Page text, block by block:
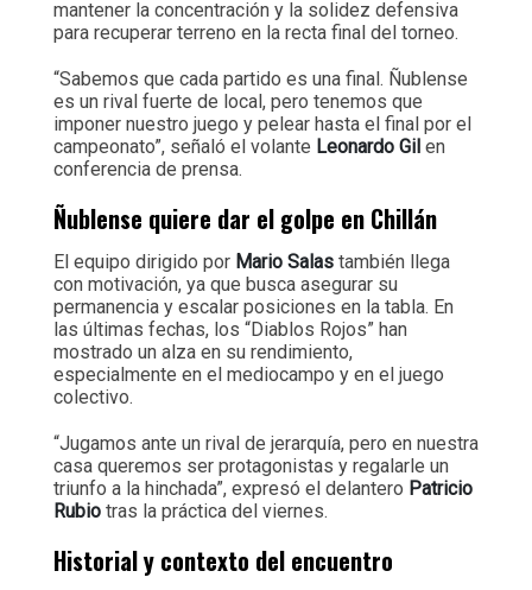
mantener la concentración y la solidez defensiva
para recuperar terreno en la recta final del torneo.
“Sabemos que cada partido es una final. Ñublense
es un rival fuerte de local, pero tenemos que
imponer nuestro juego y pelear hasta el final por el
campeonato”, señaló el volante Leonardo Gil en
conferencia de prensa.
Ñublense quiere dar el golpe en Chillán
El equipo dirigido por Mario Salas también llega
con motivación, ya que busca asegurar su
permanencia y escalar posiciones en la tabla. En
las últimas fechas, los “Diablos Rojos” han
mostrado un alza en su rendimiento,
especialmente en el mediocampo y en el juego
colectivo.
“Jugamos ante un rival de jerarquía, pero en nuestra
casa queremos ser protagonistas y regalarle un
triunfo a la hinchada”, expresó el delantero Patricio
Rubio tras la práctica del viernes.
Historial y contexto del encuentro